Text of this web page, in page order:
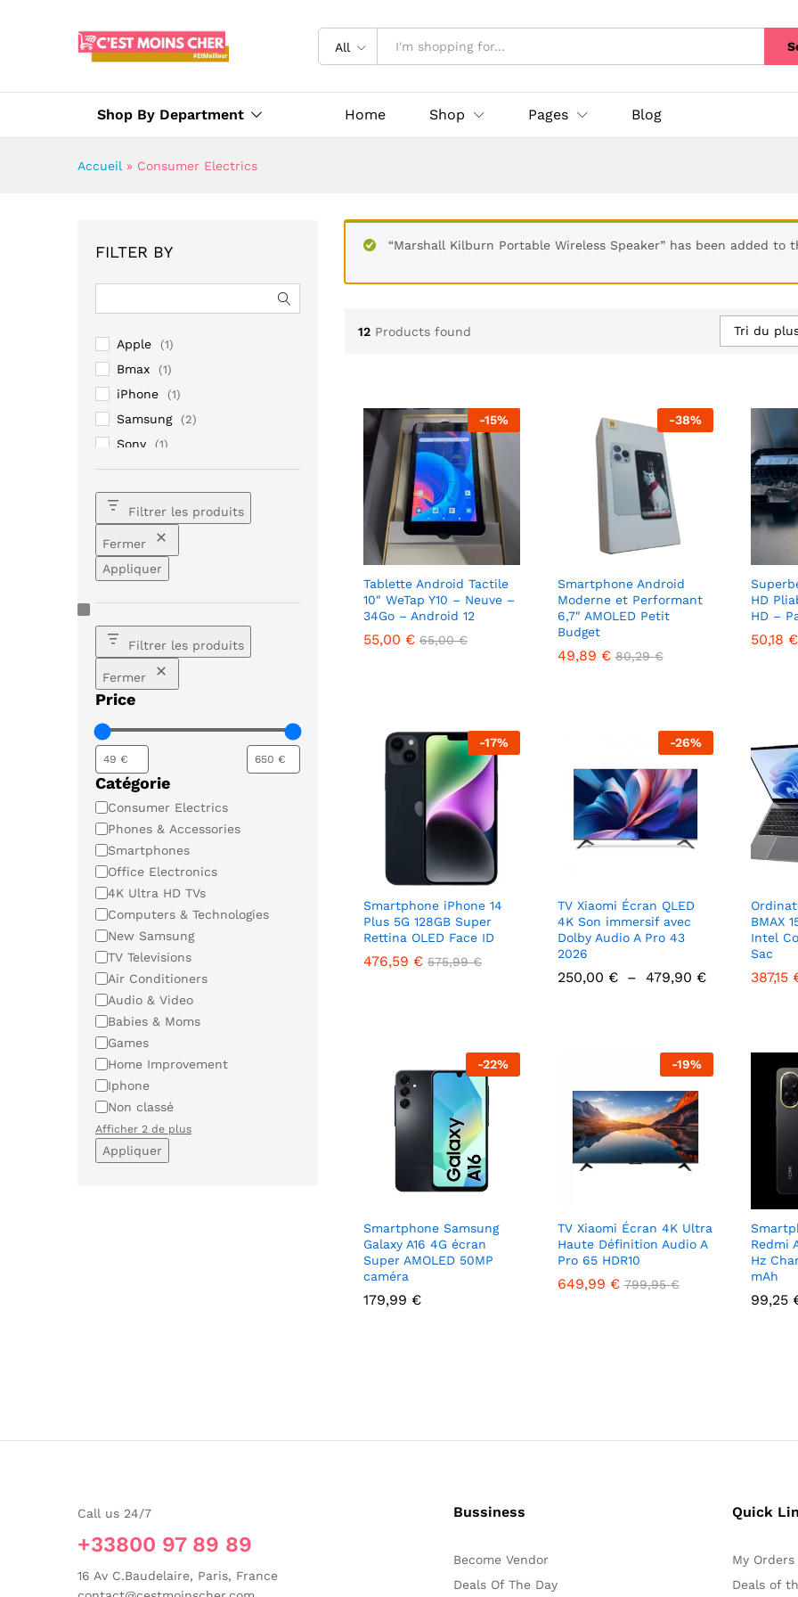
All
Shop By Department Home Shop Pages Blog
Accueil » Consumer Electrics
“Marshall Kilburn Portable Wireless Speaker” has been added to
12 Products found Tri du
-15%
Tablette Android Tactile
10″ WeTap Y10 – Neuve –
34Go – Android 12
55,00 € 65,00€
55,00 € 65,00€
-38%
Smartphone Android
Moderne et Performant
6,7″ AMOLED Petit
Budget
49,89 € 80,29€
49,89 € 80,29€
HD
HD –
50,18 €
50,18 €
-17%
Smartphone iPhone 14
Plus 5G 128GB Super
Rettina OLED Face ID
476,59 € 575,99€
-26%
TV Xiaomi Écran QLED
4K Son immersif avec
Dolby Audio A Pro 43
2026
250,00 € – 479,90 €Plage
250,00 € 479,90 €
BMAX
Intel
Sac
387,15
387,15
-22%
Smartphone Samsung
Galaxy A16 4G écran
Super AMOLED 50MP
caméra
179,99 €
-19%
TV Xiaomi Écran 4K Ultra
Haute Définition Audio A
Pro 65 HDR10
649,99 € 799,95€
649,99 € 799,95€
Redmi
Hz
mAh
99,25
FILTER BY
Apple (1)
Bmax (1)
iPhone (1)
Samsung (2)
Sony (1)
Xiaomi (3)
Filtrer les produits
Fermer
Appliquer
Filtrer les produits
Fermer
Price
Catégorie
Catégorie
Consumer Electrics
Phones & Accessories
Smartphones
Office Electronics
4K Ultra HD TVs
Computers & Technologies
New Samsung
TV Televisions
Air Conditioners
Audio & Video
Babies & Moms
Games
Home Improvement
Iphone
Non classé
Afficher 2 de plus
Appliquer
Call us 24/7
+33800 97 89 89
16 Av C.Baudelaire, Paris, France
Bussiness
Become Vendor
Deals Of The Day
Quick
My Orders
Deals of